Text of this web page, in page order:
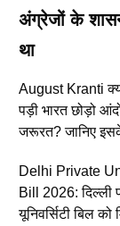
अंग्रेजों के
था
August Kranti
पड़ी भारत छोड़ो
जरूरत? जानिए
Delhi Private
Bill 2026: दिल्ली
यूनिवर्सिटी बिल को